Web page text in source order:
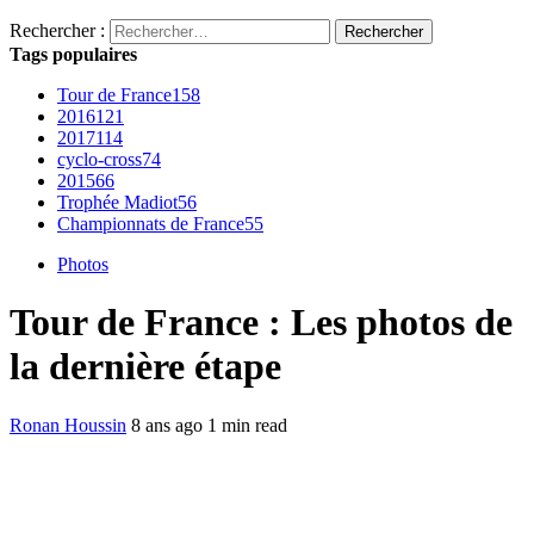
Rechercher :
Tags populaires
Tour de France158
2016121
2017114
cyclo-cross74
201566
Trophée Madiot56
Championnats de France55
Photos
Tour de France : Les photos de
la dernière étape
Ronan Houssin 8 ans ago 1 min read